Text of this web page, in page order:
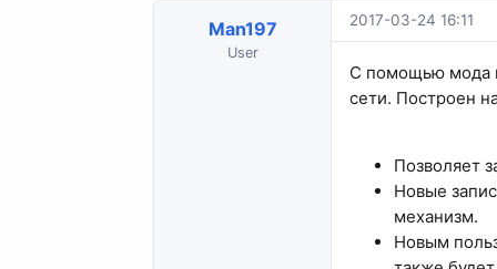
Man197
User
2017-03-24 16:11
С помощью мода
сети. Построен
Позволяет
Новые
механизм.
Новым